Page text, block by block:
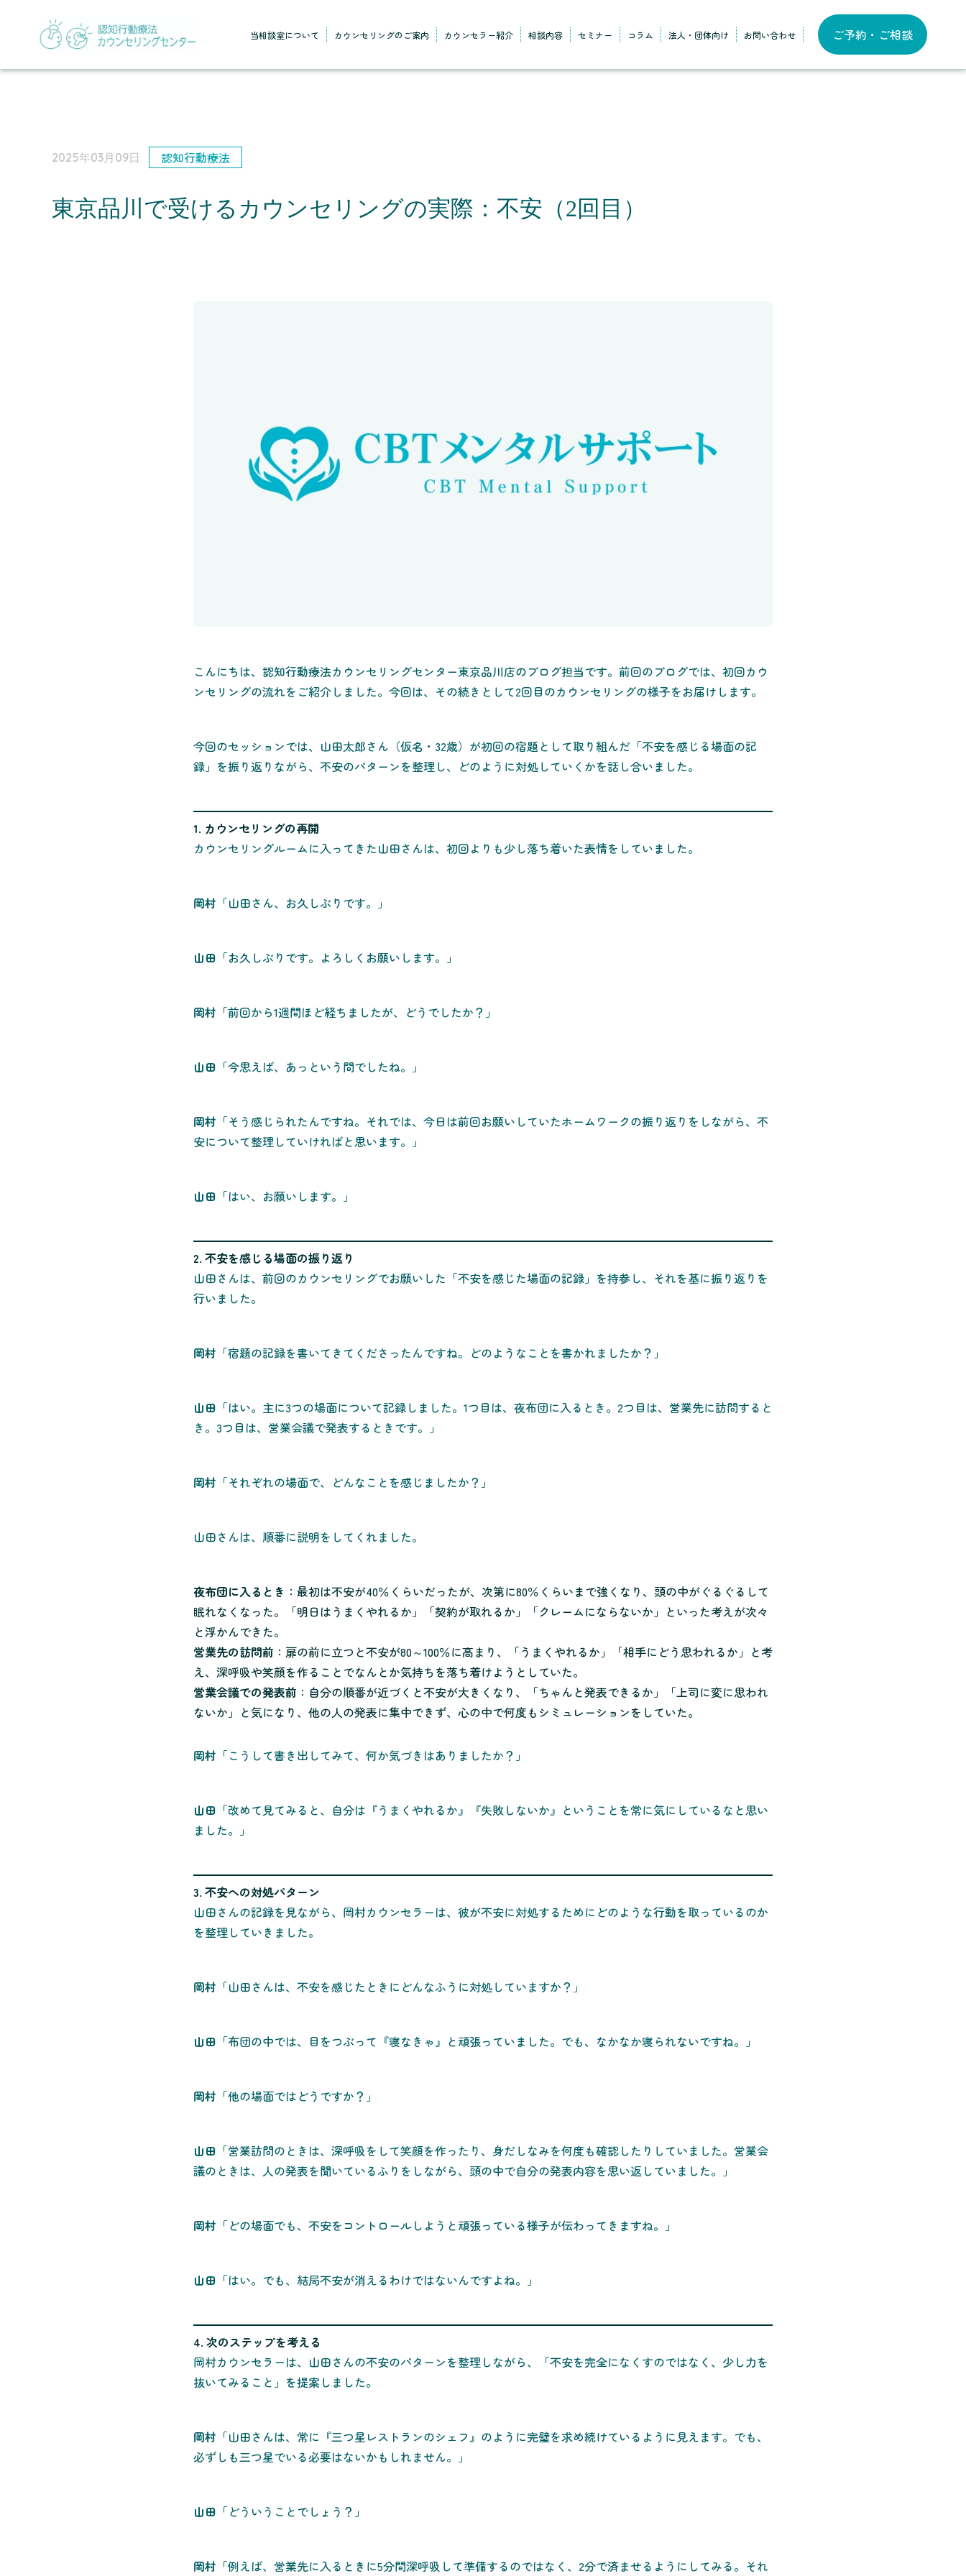
当相談室について カウンセリングのご案内 カウンセラー紹介 相談内容 セミナー コラム 法人・団体向け お問い合わせ ご予約・ご相談
2025年03月09日 認知行動療法
東京品川で受けるカウンセリングの実際：不安（2回目）
こんにちは、認知行動療法カウンセリングセンター東京品川店のブログ担当です。前回のブログでは、初回カウ
ンセリングの流れをご紹介しました。今回は、その続きとして2回目のカウンセリングの様子をお届けします。
今回のセッションでは、山田太郎さん（仮名・32歳）が初回の宿題として取り組んだ「不安を感じる場面の記
録」を振り返りながら、不安のパターンを整理し、どのように対処していくかを話し合いました。
1. カウンセリングの再開
カウンセリングルームに入ってきた山田さんは、初回よりも少し落ち着いた表情をしていました。
岡村 「山田さん、お久しぶりです。」
山田 「お久しぶりです。よろしくお願いします。」
岡村 「前回から1週間ほど経ちましたが、どうでしたか？」
山田 「今思えば、あっという間でしたね。」
岡村 「そう感じられたんですね。それでは、今日は前回お願いしていたホームワークの振り返りをしながら、不
安について整理していければと思います。」
山田 「はい、お願いします。」
2. 不安を感じる場面の振り返り
山田さんは、前回のカウンセリングでお願いした「不安を感じた場面の記録」を持参し、それを基に振り返りを
行いました。
岡村 「宿題の記録を書いてきてくださったんですね。どのようなことを書かれましたか？」
山田 「はい。主に3つの場面について記録しました。1つ目は、夜布団に入るとき。2つ目は、営業先に訪問すると
き。3つ目は、営業会議で発表するときです。」
岡村 「それぞれの場面で、どんなことを感じましたか？」
山田さんは、順番に説明をしてくれました。
夜布団に入るとき ：最初は不安が40％くらいだったが、次第に80％くらいまで強くなり、頭の中がぐるぐるして
眠れなくなった。「明日はうまくやれるか」「契約が取れるか」「クレームにならないか」といった考えが次々
と浮かんできた。
営業先の訪問前 ：扉の前に立つと不安が80～100％に高まり、「うまくやれるか」「相手にどう思われるか」と考
え、深呼吸や笑顔を作ることでなんとか気持ちを落ち着けようとしていた。
営業会議での発表前 ：自分の順番が近づくと不安が大きくなり、「ちゃんと発表できるか」「上司に変に思われ
ないか」と気になり、他の人の発表に集中できず、心の中で何度もシミュレーションをしていた。
岡村 「こうして書き出してみて、何か気づきはありましたか？」
山田 「改めて見てみると、自分は『うまくやれるか』『失敗しないか』ということを常に気にしているなと思い
ました。」
3. 不安への対処パターン
山田さんの記録を見ながら、岡村カウンセラーは、彼が不安に対処するためにどのような行動を取っているのか
を整理していきました。
岡村 「山田さんは、不安を感じたときにどんなふうに対処していますか？」
山田 「布団の中では、目をつぶって『寝なきゃ』と頑張っていました。でも、なかなか寝られないですね。」
岡村 「他の場面ではどうですか？」
山田 「営業訪問のときは、深呼吸をして笑顔を作ったり、身だしなみを何度も確認したりしていました。営業会
議のときは、人の発表を聞いているふりをしながら、頭の中で自分の発表内容を思い返していました。」
岡村 「どの場面でも、不安をコントロールしようと頑張っている様子が伝わってきますね。」
山田 「はい。でも、結局不安が消えるわけではないんですよね。」
4. 次のステップを考える
岡村カウンセラーは、山田さんの不安のパターンを整理しながら、「不安を完全になくすのではなく、少し力を
抜いてみること」を提案しました。
岡村 「山田さんは、常に『三つ星レストランのシェフ』のように完璧を求め続けているように見えます。でも、
必ずしも三つ星でいる必要はないかもしれません。」
山田 「どういうことでしょう？」
岡村 「例えば、営業先に入るときに5分間深呼吸して準備するのではなく、2分で済ませるようにしてみる。それ